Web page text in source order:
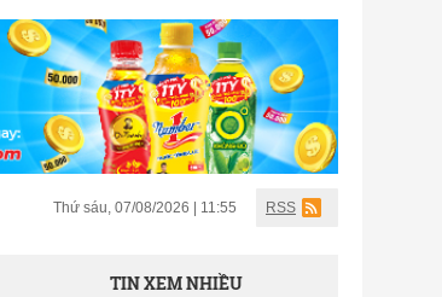
Thứ sáu, 07/08/2026 | 11:55 RSS
TIN XEM NHIỀU